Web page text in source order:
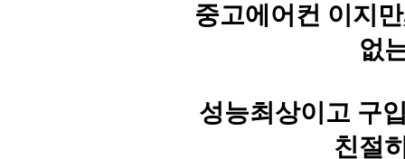
중고에어컨 이지
없
성능최상이고 구
친절